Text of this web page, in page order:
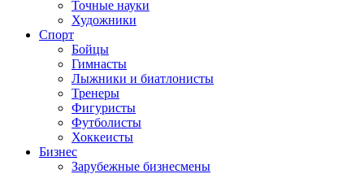
Точные науки
Художники
Спорт
Бойцы
Гимнасты
Лыжники и биатлонисты
Тренеры
Фигуристы
Футболисты
Хоккеисты
Бизнес
Зарубежные бизнесмены